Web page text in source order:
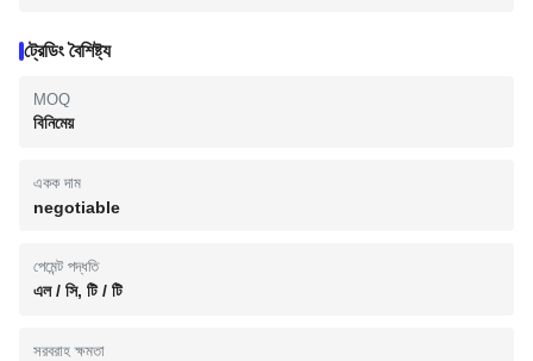
ট্রেডিং বৈশিষ্ট্য
MOQ
বিনিমেয়
একক দাম
negotiable
পেমেন্ট পদ্ধতি
এল / সি, টি / টি
সরবরাহ ক্ষমতা